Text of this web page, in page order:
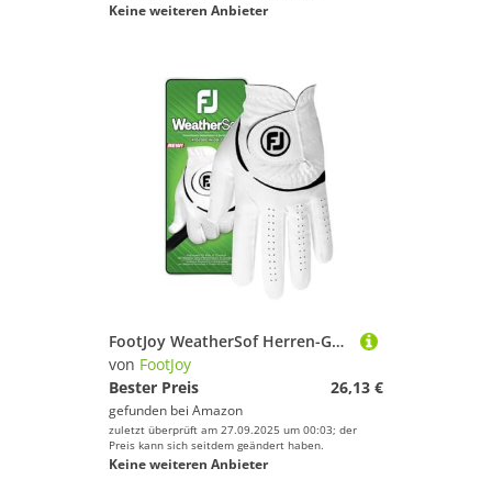
Keine weiteren Anbieter
FootJoy WeatherSof Herren-Golfhandschuh, Weiß, Größe L, auf der linken Hand getragen
von FootJoy
Bester Preis
26,13 €
gefunden bei Amazon
zuletzt überprüft am 27.09.2025 um 00:03; der
Preis kann sich seitdem geändert haben.
Keine weiteren Anbieter